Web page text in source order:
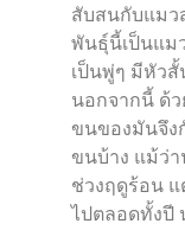
สับสนกับแมว
พันธุ์นี้เป็นแม
เป็นพู่ๆ มีหัว
นอกจากนี้ ด้
ขนของมันจึง
ขนบ้าง แม้ว่า
ช่วงฤดูร้อน
ไปตลอดทั้งปี